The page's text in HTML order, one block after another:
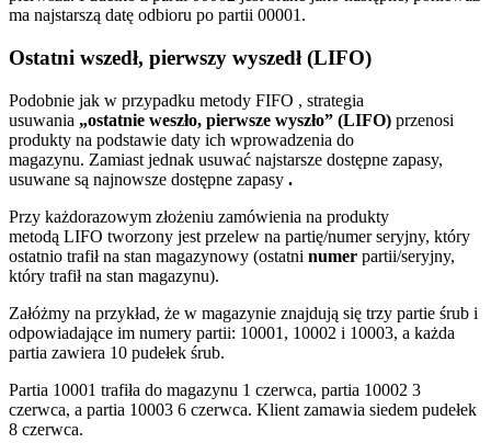
ma najstarszą datę odbioru po partii 00001.
Ostatni wszedł, pierwszy wyszedł (LIFO)
Podobnie jak w przypadku metody FIFO , strategia
usuwania „ostatnie weszło, pierwsze wyszło” (LIFO) przenosi
produkty na podstawie daty ich wprowadzenia do
magazynu. Zamiast jednak usuwać najstarsze dostępne zapasy,
usuwane są najnowsze dostępne zapasy .
Przy każdorazowym złożeniu zamówienia na produkty
metodą LIFO tworzony jest przelew na partię/numer seryjny, który
ostatnio trafił na stan magazynowy (ostatni numer partii/seryjny,
który trafił na stan magazynu).
Załóżmy na przykład, że w magazynie znajdują się trzy partie śrub i
odpowiadające im numery partii: 10001, 10002 i 10003, a każda
partia zawiera 10 pudełek śrub.
Partia 10001 trafiła do magazynu 1 czerwca, partia 10002 3
czerwca, a partia 10003 6 czerwca. Klient zamawia siedem pudełek
8 czerwca.